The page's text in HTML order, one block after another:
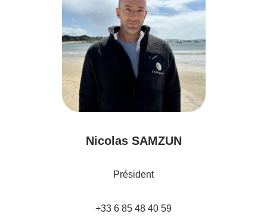
Nicolas SAMZUN
Président
+33 6 85 48 40 59